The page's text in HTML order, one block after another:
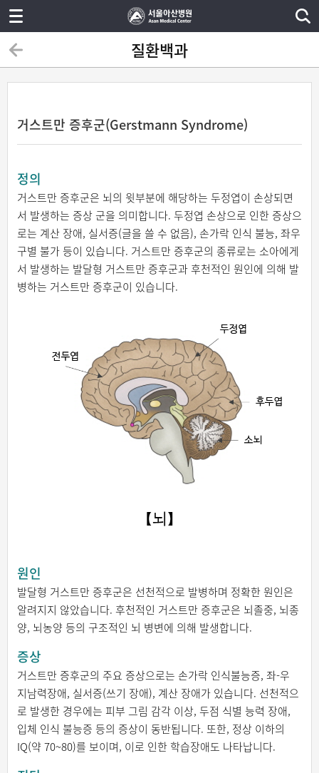
질환백과
거스트만 증후군(Gerstmann Syndrome)
정의
거스트만 증후군은 뇌의 윗부분에 해당하는 두정엽이 손상되면
서 발생하는 증상 군을 의미합니다. 두정엽 손상으로 인한 증상으
로는 계산 장애, 실서증(글을 쓸 수 없음), 손가락 인식 불능, 좌우
구별 불가 등이 있습니다. 거스트만 증후군의 종류로는 소아에게
서 발생하는 발달형 거스트만 증후군과 후천적인 원인에 의해 발
병하는 거스트만 증후군이 있습니다.
원인
발달형 거스트만 증후군은 선천적으로 발병하며 정확한 원인은
알려지지 않았습니다. 후천적인 거스트만 증후군은 뇌졸중, 뇌종
양, 뇌농양 등의 구조적인 뇌 병변에 의해 발생합니다.
증상
거스트만 증후군의 주요 증상으로는 손가락 인식불능증, 좌-우
지남력장애, 실서증(쓰기 장애), 계산 장애가 있습니다. 선천적으
로 발생한 경우에는 피부 그림 감각 이상, 두점 식별 능력 장애,
입체 인식 불능증 등의 증상이 동반됩니다. 또한, 정상 이하의
IQ(약 70~80)를 보이며, 이로 인한 학습장애도 나타납니다.